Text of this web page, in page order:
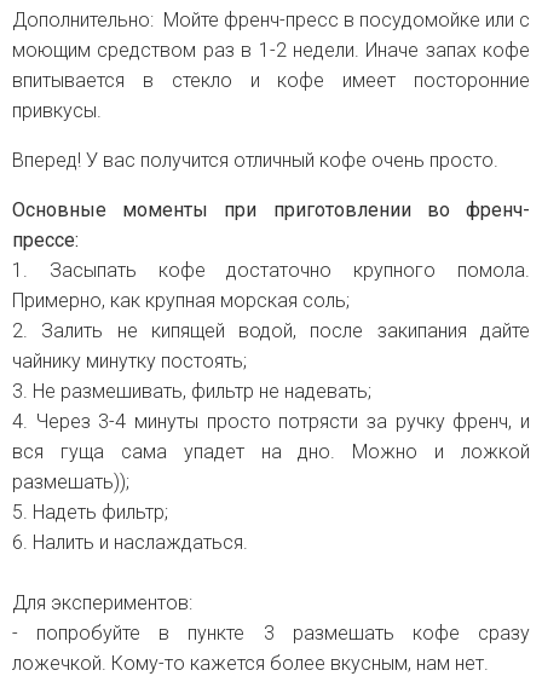
Дополнительно: Мойте френч-пресс в посудомойке или с
моющим средством раз в 1-2 недели. Иначе запах кофе
впитывается в стекло и кофе имеет посторонние
привкусы.
Вперед! У вас получится отличный кофе очень просто.
Основные моменты при приготовлении во френч-
прессе:
1. Засыпать кофе достаточно крупного помола.
Примерно, как крупная морская соль;
2. Залить не кипящей водой, после закипания дайте
чайнику минутку постоять;
3. Не размешивать, фильтр не надевать;
4. Через 3-4 минуты просто потрясти за ручку френч, и
вся гуща сама упадет на дно. Можно и ложкой
размешать));
5. Надеть фильтр;
6. Налить и наслаждаться.
Для экспериментов:
- попробуйте в пункте 3 размешать кофе сразу
ложечкой. Кому-то кажется более вкусным, нам нет.